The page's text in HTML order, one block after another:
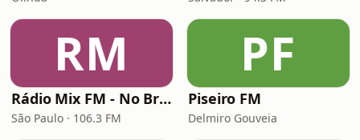
RM
Rádio Mix FM - No Break
São Paulo · 106.3 FM
PF
Piseiro FM
Delmiro Gouveia